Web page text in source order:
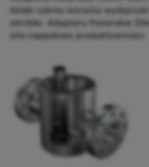
dzięki czemu wzrasta
obróbki. Adaptery frezarskie
siła napędowa produktywności.